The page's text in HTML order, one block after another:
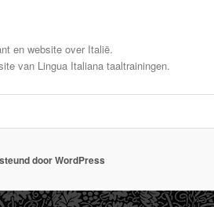
en website over Italië.
van Lingua Italiana taaltrainingen.
door WordPress